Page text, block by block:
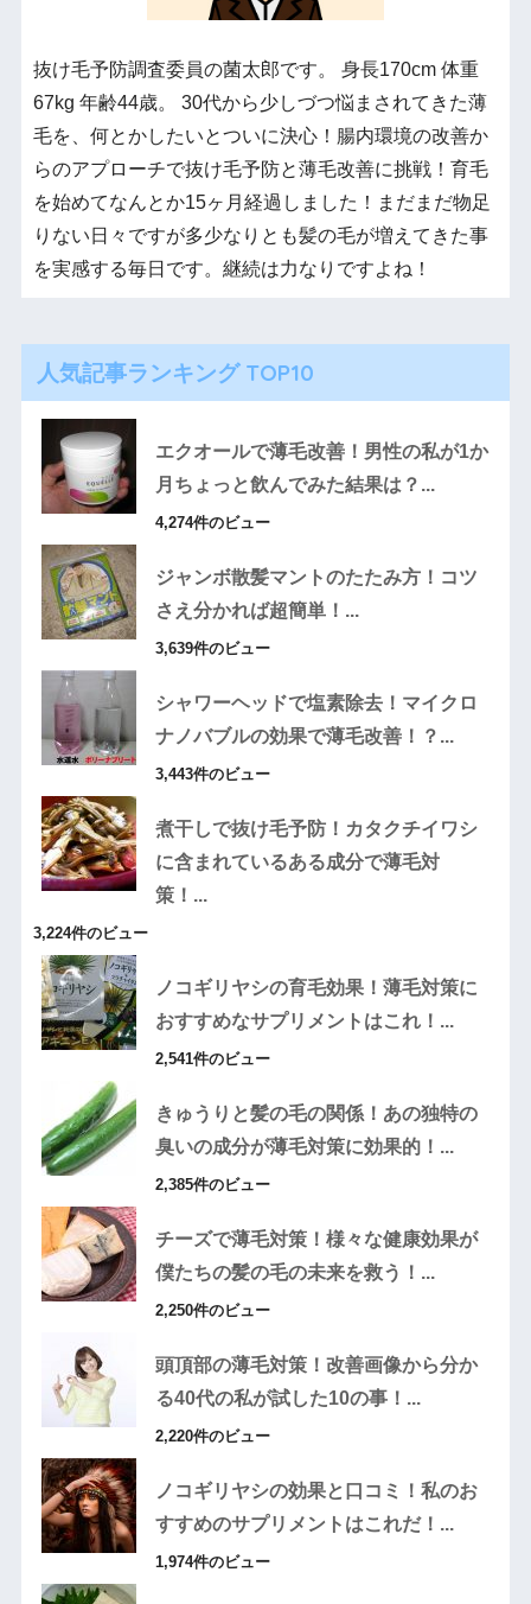
抜け毛予防調査委員の菌太郎です。 身長170cm 体重
67kg 年齢44歳。 30代から少しづつ悩まされてきた薄
毛を、何とかしたいとついに決心！腸内環境の改善か
らのアプローチで抜け毛予防と薄毛改善に挑戦！育毛
を始めてなんとか15ヶ月経過しました！まだまだ物足
りない日々ですが多少なりとも髪の毛が増えてきた事
を実感する毎日です。継続は力なりですよね！
人気記事ランキング TOP10
エクオールで薄毛改善！男性の私が1か
月ちょっと飲んでみた結果は？...
4,274件のビュー
ジャンボ散髪マントのたたみ方！コツ
さえ分かれば超簡単！...
3,639件のビュー
シャワーヘッドで塩素除去！マイクロ
ナノバブルの効果で薄毛改善！？...
3,443件のビュー
煮干しで抜け毛予防！カタクチイワシ
に含まれているある成分で薄毛対
策！...
3,224件のビュー
ノコギリヤシの育毛効果！薄毛対策に
おすすめなサプリメントはこれ！...
2,541件のビュー
きゅうりと髪の毛の関係！あの独特の
臭いの成分が薄毛対策に効果的！...
2,385件のビュー
チーズで薄毛対策！様々な健康効果が
僕たちの髪の毛の未来を救う！...
2,250件のビュー
頭頂部の薄毛対策！改善画像から分か
る40代の私が試した10の事！...
2,220件のビュー
ノコギリヤシの効果と口コミ！私のお
すすめのサプリメントはこれだ！...
1,974件のビュー